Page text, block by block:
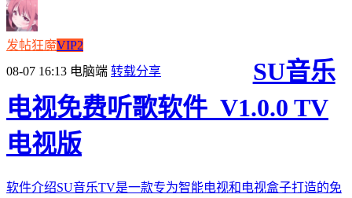
发帖狂魔VIP2
08-07 16:13 电脑端 转载分享
SU音乐
电视免费听歌软件_V1.0.0 TV
电视版
软件介绍SU音乐TV是一款专为智能电视和电视盒子打造的免